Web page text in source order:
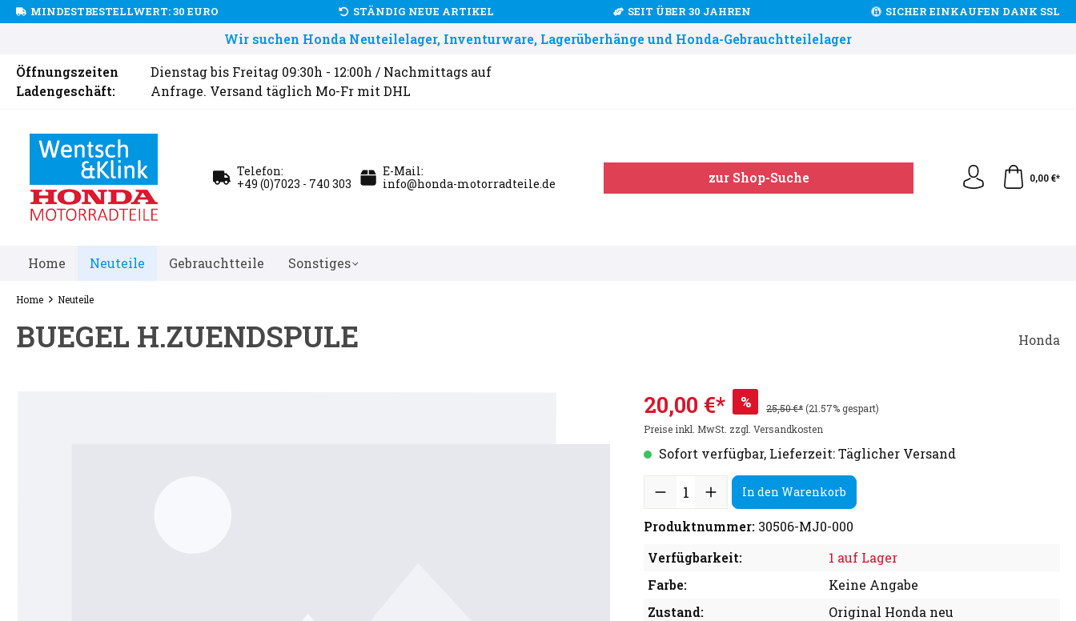
MINDESTBESTELLWERT: 30 EURO STÄNDIG NEUE ARTIKEL SEIT ÜBER 30 JAHREN SICHER EINKAUFEN DANK SSL
Wir suchen Honda Neuteilelager, Inventurware, Lagerüberhänge und Honda-Gebrauchtteilelager
Öffnungszeiten
Ladengeschäft:
Dienstag bis Freitag 09:30h - 12:00h / Nachmittags auf
Anfrage. Versand täglich Mo-Fr mit DHL
Telefon:
+49 (0)7023 - 740 303
E-Mail:
info@honda-motorradteile.de
zur Shop-Suche 0,00 €*
Home Neuteile Gebrauchtteile Sonstiges
Home Neuteile
BUEGEL H.ZUENDSPULE Honda
20,00 €* % 25,50 €*(21.57% gespart)
Preise inkl. MwSt. zzgl. Versandkosten
Sofort verfügbar, Lieferzeit: Täglicher Versand
In den Warenkorb
Produktnummer: 30506-MJ0-000
Verfügbarkeit:
1 auf Lager
Farbe:
Keine Angabe
Zustand:
Original Honda neu